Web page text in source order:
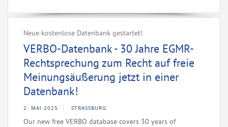
Neue kostenlose Datenbank gestartet!
VERBO-Datenbank - 30 Jahre EGMR-
Rechtsprechung zum Recht auf freie
Meinungsäußerung jetzt in einer
Datenbank!
2. MAI 2025 STRASSBURG
Our new free VERBO database covers 30 years of